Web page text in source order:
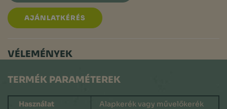
AJÁNLATKÉRÉS
VÉLEMÉNYEK
TERMÉK PARAMÉTEREK
Használat
Alapkerék vagy művelőkerék